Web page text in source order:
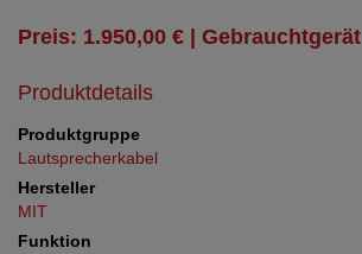
Preis: 1.950,00 € | Gebrauchtgerät
Produktdetails
Produktgruppe
Lautsprecherkabel
Hersteller
MIT
Funktion